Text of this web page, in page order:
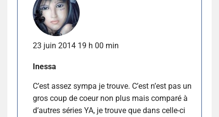
23 juin 2014 19 h 00 min
Inessa
C’est assez sympa je trouve. C’est n’est pas un
gros coup de coeur non plus mais comparé à
d’autres séries YA, je trouve que dans celle-ci